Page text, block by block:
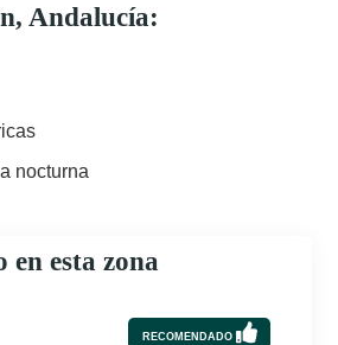
Andalucía:
nocturna
esta zona
RECOMENDADO